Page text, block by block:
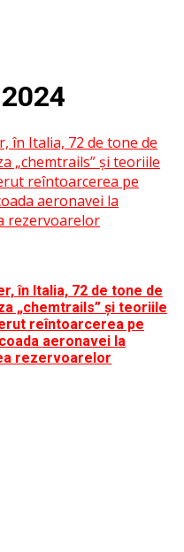
în Italia, 72 de tone de
„chemtrails” și teoriile
reîntoarcerea pe
aeronavei la
rezervoarelor
în Italia, 72 de tone de
„chemtrails” și teoriile
reîntoarcerea pe
aeronavei la
rezervoarelor